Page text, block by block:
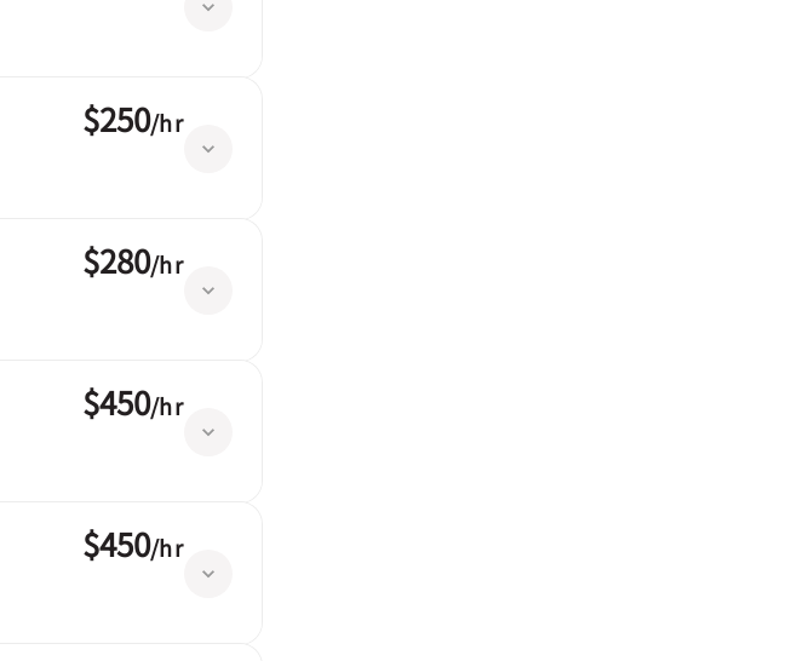
$250/hr
$280/hr
$450/hr
$450/hr